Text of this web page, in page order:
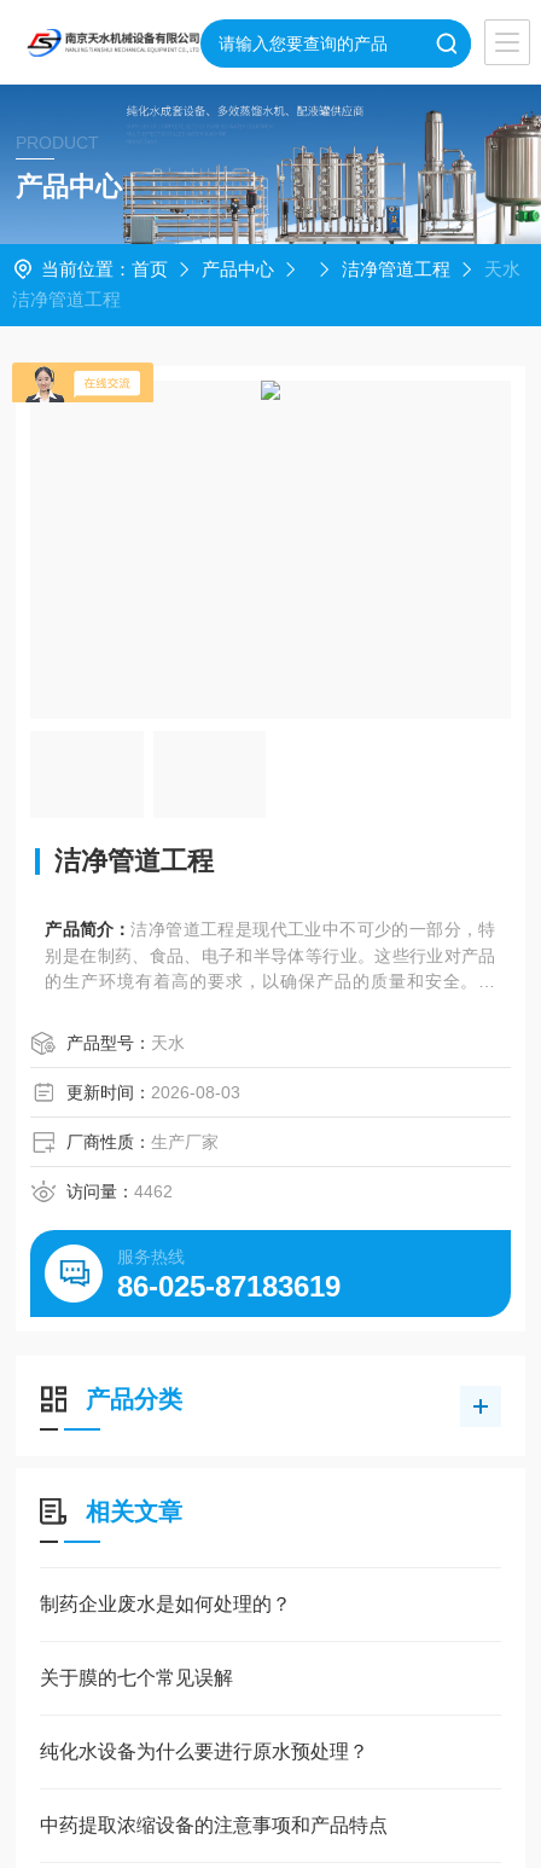
PRODUCT
产品中心
当前位置： 首页 产品中心 洁净管道工程
天水
洁净管道工程
洁净管道工程
产品简介：洁净管道工程是现代工业中不可少的一部分，特
别是在制药、食品、电子和半导体等行业。这些行业对产品
的生产环境有着高的要求，以确保产品的质量和安全。因
产品型号： 天水
更新时间： 2026-08-03
厂商性质：生产厂家
访问量：4462
服务热线
86-025-87183619
产品分类
相关文章
制药企业废水是如何处理的？
关于膜的七个常见误解
纯化水设备为什么要进行原水预处理？
中药提取浓缩设备的注意事项和产品特点